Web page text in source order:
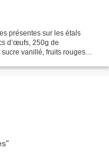
présentes sur les étals
d’œufs, 250g de
vanillé, fruits rouges